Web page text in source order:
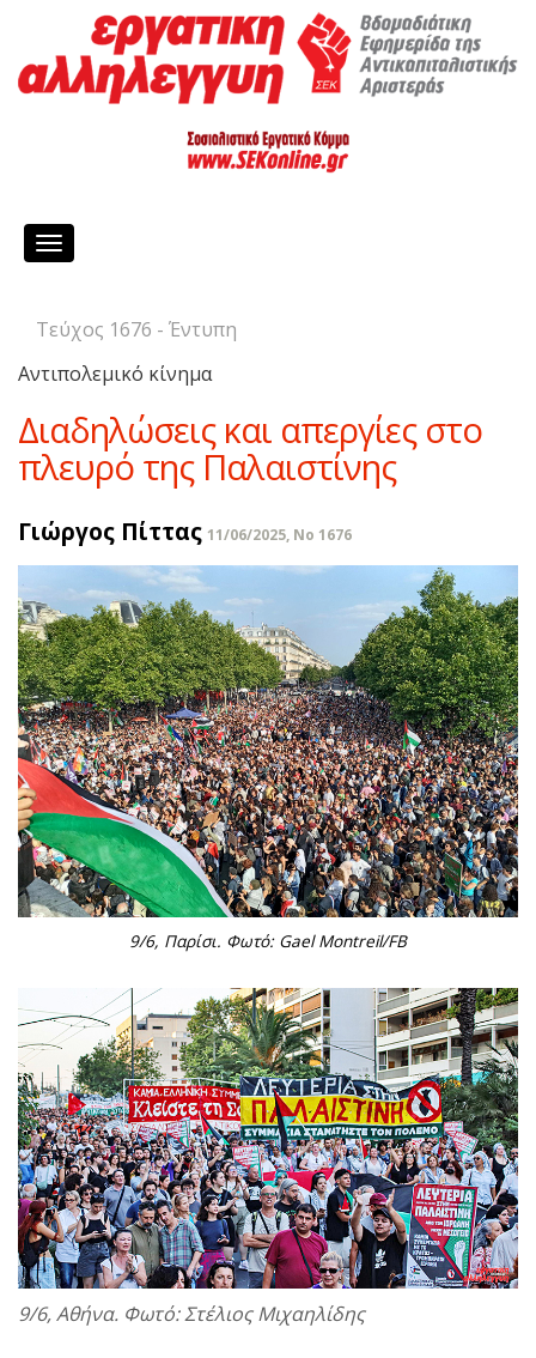
Toggle
Τεύχος 1676 - Έντυπη
Αντιπολεμικό κίνημα
Διαδηλώσεις και απεργίες στο
πλευρό της Παλαιστίνης
Γιώργος Πίττας 11/06/2025, No 1676
9/6, Παρίσι. Φωτό: Gael Montreil/FB
9/6, Αθήνα. Φωτό: Στέλιος Μιχαηλίδης